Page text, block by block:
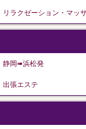
リラクゼーション・マッ
静岡➠浜松発
出張エステ